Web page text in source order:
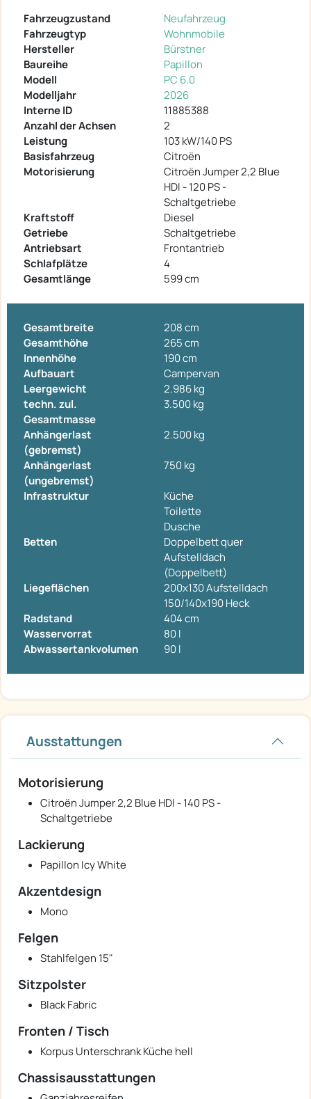
Fahrzeugzustand
Neufahrzeug
Fahrzeugtyp
Wohnmobile
Hersteller
Bürstner
Baureihe
Papillon
Modell
PC 6.0
Modelljahr
2026
Interne ID
11885388
Anzahl der Achsen
2
Leistung
103 kW/140 PS
Basisfahrzeug
Citroën
Motorisierung
Citroën Jumper 2,2 Blue
HDI - 120 PS -
Schaltgetriebe
Kraftstoff
Diesel
Getriebe
Schaltgetriebe
Antriebsart
Frontantrieb
Schlafplätze
4
Gesamtlänge
599 cm
Gesamtbreite
208 cm
Gesamthöhe
265 cm
Innenhöhe
190 cm
Aufbauart
Campervan
Leergewicht
2.986 kg
techn. zul.
Gesamtmasse
3.500 kg
Anhängerlast
(gebremst)
2.500 kg
Anhängerlast
(ungebremst)
750 kg
Infrastruktur
Küche
Toilette
Dusche
Betten
Doppelbett quer
Aufstelldach
(Doppelbett)
Liegeflächen
200x130 Aufstelldach
150/140x190 Heck
Radstand
404 cm
Wasservorrat
80 l
Abwassertankvolumen
90 l
Ausstattungen
Motorisierung
Citroën Jumper 2,2 Blue HDI - 140 PS -
Schaltgetriebe
Lackierung
Papillon Icy White
Akzentdesign
Mono
Felgen
Stahlfelgen 15"
Sitzpolster
Black Fabric
Fronten / Tisch
Korpus Unterschrank Küche hell
Chassisausstattungen